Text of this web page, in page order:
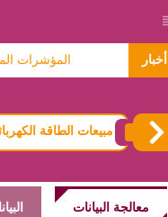
أخبار المؤشرات
مبيعات الطاقة
معالجة البيانات